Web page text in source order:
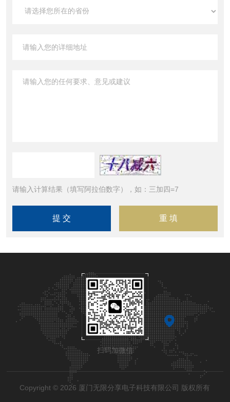
请输入计算结果（填写阿拉伯数字），如：三加四=7
扫码加微信
Copyright © 2026 厦门无限分享电子科技有限公司 版权所有